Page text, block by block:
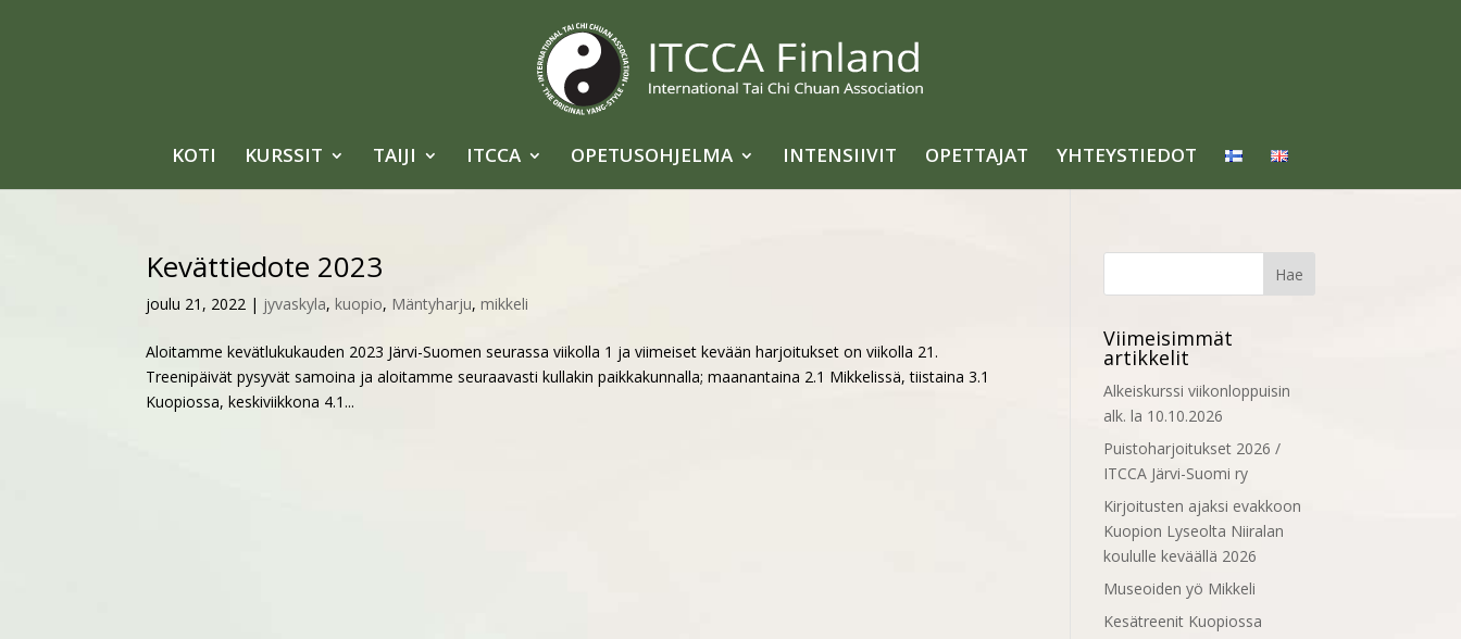
KOTI KURSSIT TAIJI ITCCA OPETUSOHJELMA INTENSIIVIT OPETTAJAT YHTEYSTIEDOT
Kevättiedote 2023
joulu 21, 2022 | jyvaskyla, kuopio, Mäntyharju,mikkeli
Aloitamme kevätlukukauden 2023 Järvi-Suomen seurassa viikolla 1 ja viimeiset kevään harjoitukset on viikolla 21.
Treenipäivät pysyvät samoina ja aloitamme seuraavasti kullakin paikkakunnalla; maanantaina 2.1 Mikkelissä, tiistaina 3.1
Kuopiossa, keskiviikkona 4.1...
Viimeisimmät
artikkelit
Alkeiskurssi viikonloppuisin
alk. la 10.10.2026
Puistoharjoitukset 2026 /
ITCCA Järvi-Suomi ry
Kirjoitusten ajaksi evakkoon
Kuopion Lyseolta Niiralan
koululle keväällä 2026
Museoiden yö Mikkeli
Kesätreenit Kuopiossa